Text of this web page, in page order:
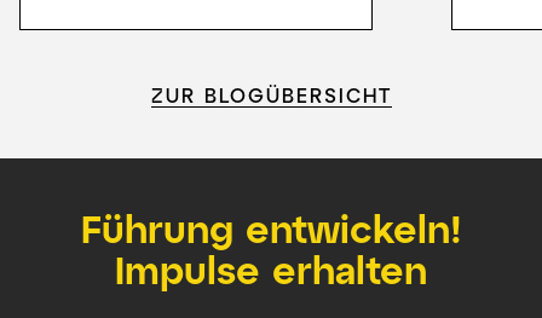
ZUR BLOGÜBERSICHT
Führung entwickeln!
Impulse erhalten